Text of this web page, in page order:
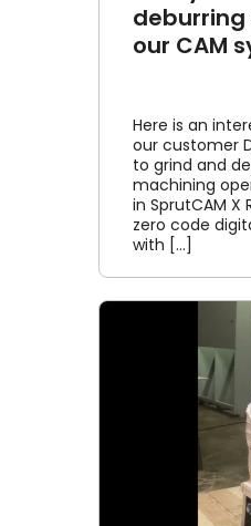
our CAM
Here is an
our customer
to grind and
machining
in SprutCAM X
zero code
with [...]